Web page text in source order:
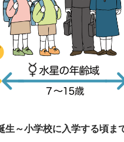
生～小学校に入学する頃ま